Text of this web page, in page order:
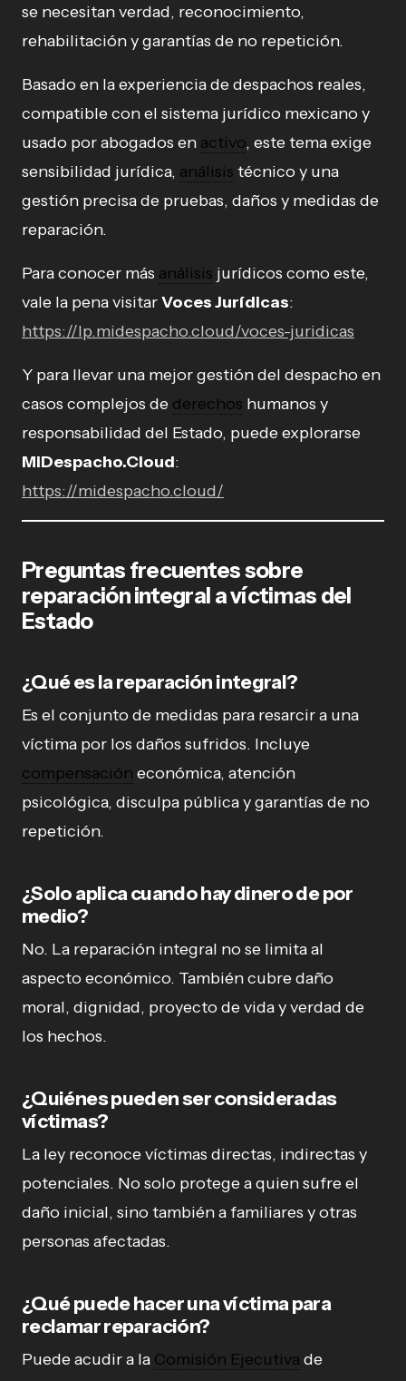
se necesitan verdad, reconocimiento,
rehabilitación y garantías de no repetición.
Basado en la experiencia de despachos reales,
compatible con el sistema jurídico mexicano y
usado por abogados en activo, este tema exige
sensibilidad jurídica, análisis técnico y una
gestión precisa de pruebas, daños y medidas de
reparación.
Para conocer más análisis jurídicos como este,
vale la pena visitarVoces Jurídicas:
https://lp.midespacho.cloud/voces-juridicas
Y para llevar una mejor gestión del despacho en
casos complejos de derechos humanos y
responsabilidad del Estado, puede explorarse
MiDespacho.Cloud:
https://midespacho.cloud/
Preguntas frecuentes sobre
reparación integral a víctimas del
Estado
¿Qué es la reparación integral?
Es el conjunto de medidas para resarcir a una
víctima por los daños sufridos. Incluye
compensación económica, atención
psicológica, disculpa pública y garantías de no
repetición.
¿Solo aplica cuando hay dinero de por
medio?
No. La reparación integral no se limita al
aspecto económico. También cubre daño
moral, dignidad, proyecto de vida y verdad de
los hechos.
¿Quiénes pueden ser consideradas
víctimas?
La ley reconoce víctimas directas, indirectas y
potenciales. No solo protege a quien sufre el
daño inicial, sino también a familiares y otras
personas afectadas.
¿Qué puede hacer una víctima para
reclamar reparación?
Puede acudir a la Comisión Ejecutiva de